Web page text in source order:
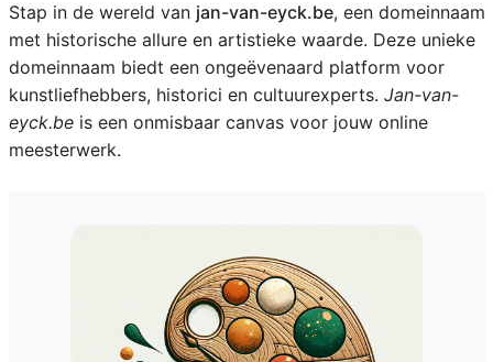
Stap in de wereld van jan-van-eyck.be, een domeinnaam
met historische allure en artistieke waarde. Deze unieke
domeinnaam biedt een ongeëvenaard platform voor
kunstliefhebbers, historici en cultuurexperts. Jan-van-
eyck.beis een onmisbaar canvas voor jouw online
meesterwerk.